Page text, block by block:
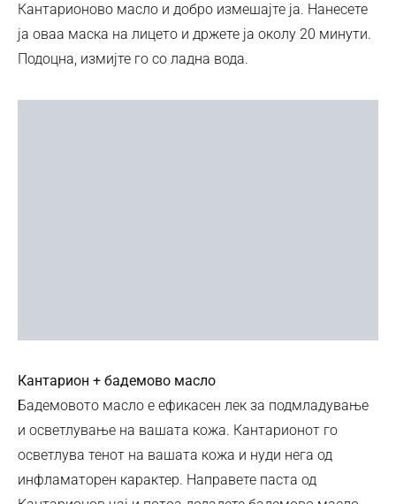
Кантарионово масло и добро измешајте ја. Нанесете
ја оваа маска на лицето и држете ја околу 20 минути.
Подоцна, измијте го со ладна вода.
Кантарион + бадемово масло
Бадемовото масло е ефикасен лек за подмладување
и осветлување на вашата кожа. Кантарионот го
осветлува тенот на вашата кожа и нуди нега од
инфламаторен карактер. Направете паста од